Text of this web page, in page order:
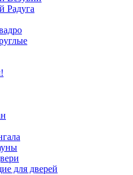
Радуга
для дверей